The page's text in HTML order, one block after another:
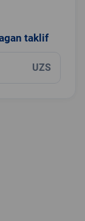
taklif
UZS